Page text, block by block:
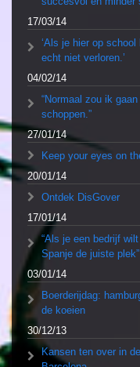
17/03/14
‘Als je hier op
echt niet verloren.’
04/02/14
“Normaal zou ik
schoppen.”
27/01/14
Keep your eyes on
20/01/14
Ontdek DisGover
17/01/14
“Als je een bedrijf
Spanje de juiste plek”
03/01/14
Boerderijdag:
de koeien
30/12/13
Kansen ten over in